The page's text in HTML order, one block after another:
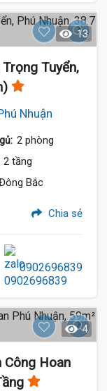
13
Tuyển,
Nhuận
2 phòng
2 tầng
Bắc
Chia sẻ
0902696839
4
Công Hoan